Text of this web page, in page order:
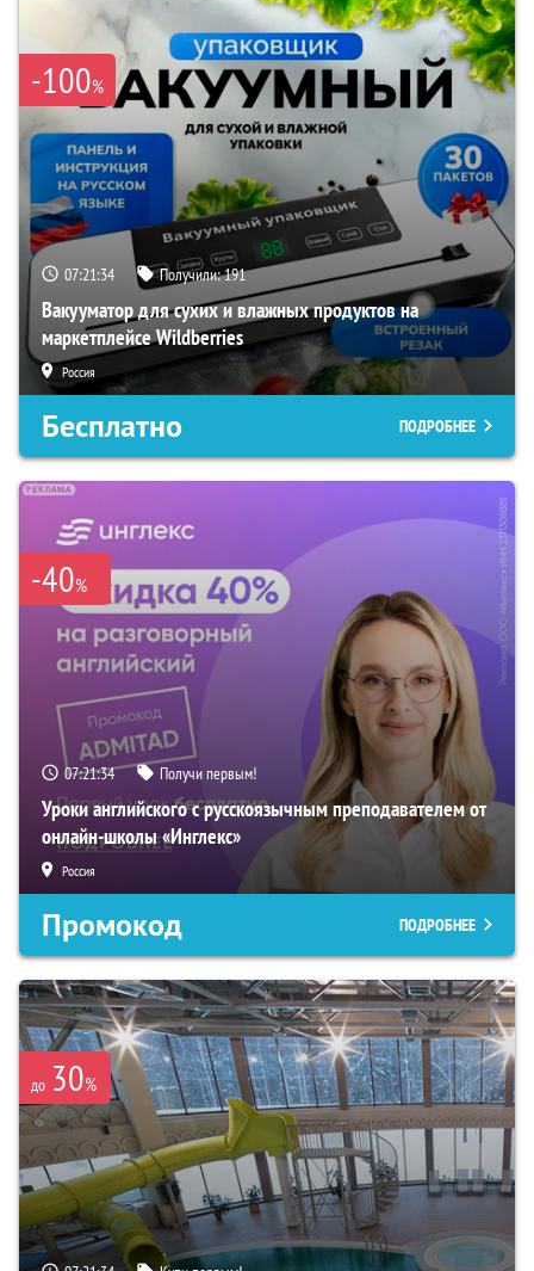
-100%
07:21:34 Получили:191
Вакууматор для сухих и влажных продуктов на
маркетплейсе Wildberries
Россия
Бесплатно ПОДРОБНЕЕ
-40%
07:21:34 Получи первым!
Уроки английского с русскоязычным преподавателем от
онлайн-школы «Инглекс»
Россия
Промокод ПОДРОБНЕЕ
до 30%